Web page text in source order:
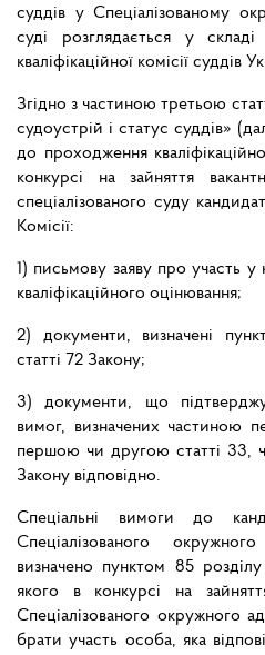
суддів у Спеціалізованому
суді розглядається у
кваліфікаційної комісії суддів
Згідно з частиною третьою
судоустрій і статус суддів»
до проходження
конкурсі на зайняття
спеціалізованого суду
Комісії:
1) письмову заяву про участь
кваліфікаційного оцінювання;
2) документи, визначені
статті 72 Закону;
3) документи, що
вимог, визначених частиною
першою чи другою статті 33,
Закону відповідно.
Спеціальні вимоги до
Спеціалізованого
визначено пунктом 85
якого в конкурсі на
Спеціалізованого окружного
брати участь особа, яка